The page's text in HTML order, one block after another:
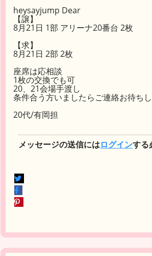
heysayjump Dear
【譲】
8月21日 1部 アリーナ20番台 2枚
【求】
8月21日 2部 2枚
座席は応相談
1枚の交換でも可
20、21会場手渡し
条件合う方いましたらご連絡お待ちし
20代/有岡担
メッセージの送信にはログインする